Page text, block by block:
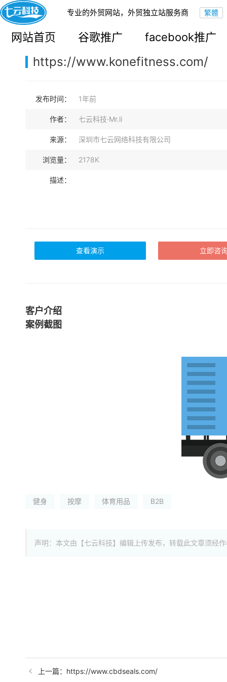
专业的外贸网站，外贸独立站服务商
网站首页 谷歌推广 facebook推广
您的当前位置： 网站首页>案例展示>B2B外贸独立站
https://www.konefitness.com/
发布时间： 1年前
作者： 七云科技·Mr.li
来源： 深圳市七云网络科技有限公司
浏览量： 2178K
描述：
查看演示 立即咨
客户介绍
案例截图
健身 按摩 体育用品 B2B
声明：本文由【七云科技】编辑上传发布，转载此文章须经
上一篇：https://www.cbdseals.com/